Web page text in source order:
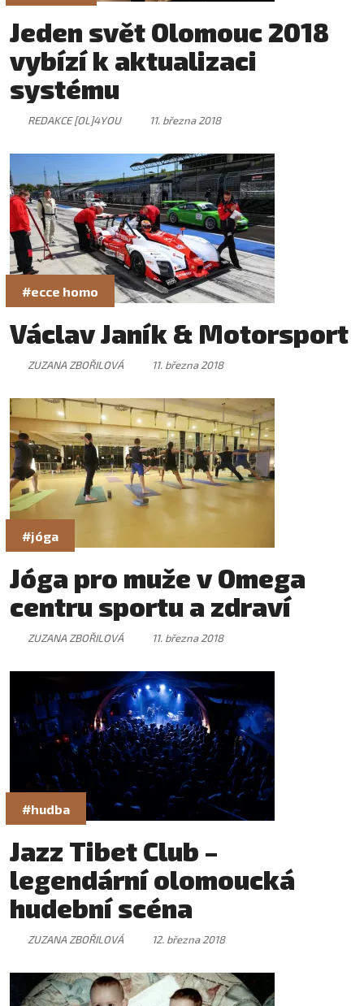
Jeden svět Olomouc 2018
vybízí k aktualizaci
systému
REDAKCE [OL]4YOU 11. března 2018
#ecce homo
Václav Janík & Motorsport
ZUZANA ZBOŘILOVÁ 11. března 2018
#jóga
Jóga pro muže v Omega
centru sportu a zdraví
ZUZANA ZBOŘILOVÁ 11. března 2018
#hudba
Jazz Tibet Club –
legendární olomoucká
hudební scéna
ZUZANA ZBOŘILOVÁ 12. března 2018